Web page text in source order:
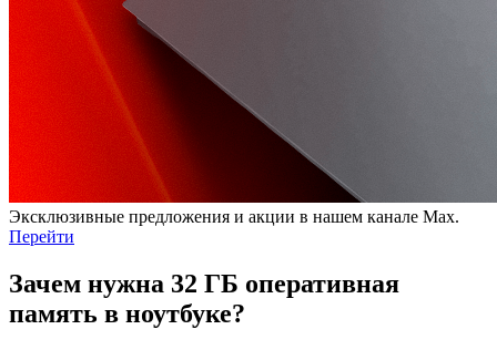
Эксклюзивные предложения и акции в нашем канале Max.
Перейти
Зачем нужна 32 ГБ оперативная
память в ноутбуке?